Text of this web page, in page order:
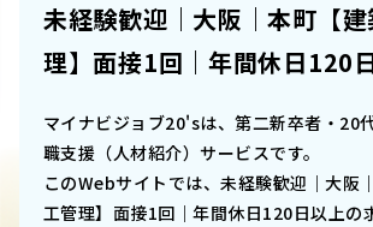
未経験歓迎｜大阪｜本町【
理】面接1回｜年間休日120
マイナビジョブ20'sは、第二新卒者・20
職支援（人材紹介）サービスです。
このWebサイトでは、未経験歓迎｜大阪
工管理】面接1回｜年間休日120日以上の